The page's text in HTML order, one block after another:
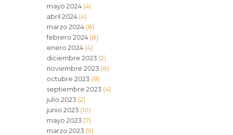
mayo 2024(4)
abril 2024(4)
marzo 2024(8)
febrero 2024(8)
enero 2024(4)
diciembre 2023 (2)
noviembre 2023 (8)
octubre 2023 (8)
septiembre 2023 (4)
julio 2023 (2)
junio 2023 (10)
mayo 2023 (7)
marzo 2023 (9)